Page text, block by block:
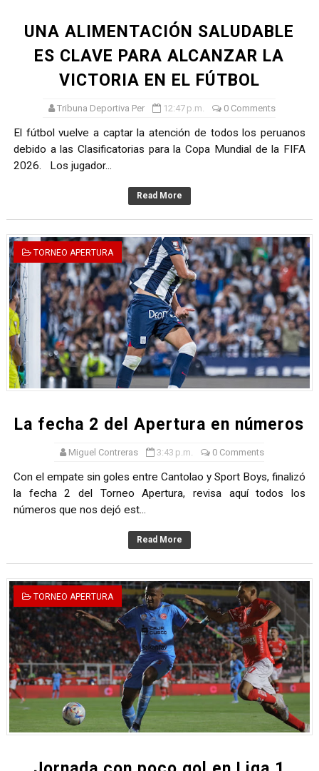
UNA ALIMENTACIÓN SALUDABLE
ES CLAVE PARA ALCANZAR LA
VICTORIA EN EL FÚTBOL
Tribuna Deportiva Per 12:47 p.m. 0 Comments
El fútbol vuelve a captar la atención de todos los peruanos
debido a las Clasificatorias para la Copa Mundial de la FIFA
2026. Los jugador...
Read More
TORNEO APERTURA
La fecha 2 del Apertura en números
Miguel Contreras 3:43 p.m. 0 Comments
Con el empate sin goles entre Cantolao y Sport Boys, finalizó
la fecha 2 del Torneo Apertura, revisa aquí todos los
números que nos dejó est...
Read More
TORNEO APERTURA